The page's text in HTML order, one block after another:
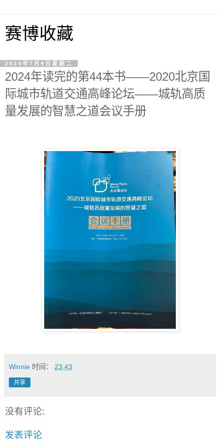
赛博收藏
2024年7月9日星期二
2024年读完的第44本书——2020北京国
际城市轨道交通高峰论坛——城轨高质
量发展的智慧之道会议手册
Winnie 时间： 23:43
共享
没有评论:
发表评论